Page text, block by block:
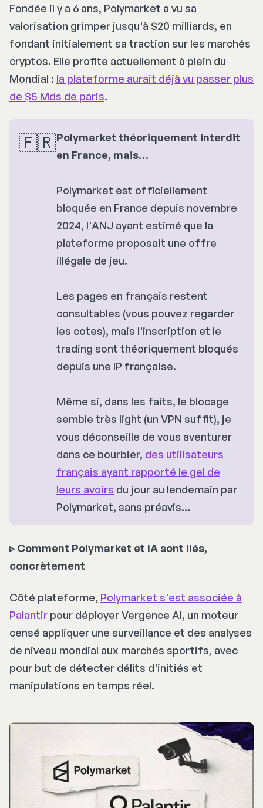
Fondée il y a 6 ans, Polymarket a vu sa
valorisation grimper jusqu'à $20 milliards, en
fondant initialement sa traction sur les marchés
cryptos. Elle profite actuellement à plein du
Mondial : la plateforme aurait déjà vu passer plus
de $5 Mds de paris.
🇫🇷Polymarket théoriquement interdit
en France, mais…
Polymarket est officiellement
bloquée en France depuis novembre
2024, l'ANJ ayant estimé que la
plateforme proposait une offre
illégale de jeu.
Les pages en français restent
consultables (vous pouvez regarder
les cotes), mais l'inscription et le
trading sont théoriquement bloqués
depuis une IP française.
Même si, dans les faits, le blocage
semble très light (un VPN suffit), je
vous déconseille de vous aventurer
dans ce bourbier, des utilisateurs
français ayant rapporté le gel de
leurs avoirs du jour au lendemain par
Polymarket, sans préavis…
▹ Comment Polymarket et IA sont liés,
concrètement
Côté plateforme, Polymarket s'est associée à
Palantir pour déployer Vergence AI, un moteur
censé appliquer une surveillance et des analyses
de niveau mondial aux marchés sportifs, avec
pour but de détecter délits d'initiés et
manipulations en temps réel.